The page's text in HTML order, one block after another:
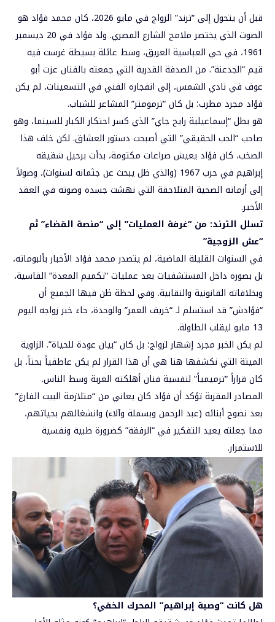
قبل أن يتحول إلى “ترند” الزواج في مايو 2026، كان محمد فؤاد هو
الصوت الذي يختصر ملامح الشارع المصري. ولد فؤاد في 20 ديسمبر
1961، في حي العباسية العريق، وسط عائلة بسيطة غرست فيه
قيم “الجدعنة”. من الصدفة القدرية التي جمعته بالفنان عزت أبو
عوف في نادي الشمس، إلى انفجاره الفني في التسعينات، لم يكن
فؤاد مجرد مطرب؛ بل كان “ترمومتر” المشاعر للشباب.
هو بطل “إسماعيلية رايح جاي” الذي كسر احتكار الكبار للسينما، وهو
صاحب “الحب الحقيقي” التي أصبحت دستور العشاق. لكن خلف هذا
الصخب، كان فؤاد يعيش صراعات مكتومة، بدأت برحيل شقيقه
إبراهيم في حرب 1967 (والذي ظل يبحث عن جثمانه لسنوات)، وصولاً
إلى أزماته الصحية المتلاحقة التي نهشت جسده وصوته في العقد
الأخير.
تسلل الترند: من “غرفة العمليات” إلى “منصة القضاء” ثم
“عش الزوجية”
في السنوات القليلة الماضية، لم يتصدر محمد فؤاد الأخبار بألبوماته،
بل بصوره داخل المستشفيات بعد عمليات “تكميم المعدة” القاسية،
وبخلافاته القانونية والنقابية. وفي لحظة ظن فيها الجميع أن
“فؤادش” قد استسلم لـ “خريف العمر” والوحدة، جاء خبر زواجه اليوم
13 مايو ليقلب الطاولة.
لم يكن الخبر مجرد إشهار لزواج؛ بل كان “بيان عودة للحياة”. الزاوية
الميتة التي نكشفها هنا هي أن هذا القرار لم يكن عاطفياً بحتاً، بل
كان قراراً “ترميمياً” لنفسية فنان أهلكته الغربة وسط الناس.
المصادر المقربة تؤكد أن فؤاد كان يعاني من “متلازمة البيت الفارغ”
بعد نضوج أبنائه (عبد الرحمن وبسملة وآلاء) وانشغالهم بحياتهم،
مما جعلته يعيد التفكير في “الرفقة” كضرورة طبية ونفسية
للاستمرار.
هل كانت “وصية إبراهيم” المحرك الخفي؟